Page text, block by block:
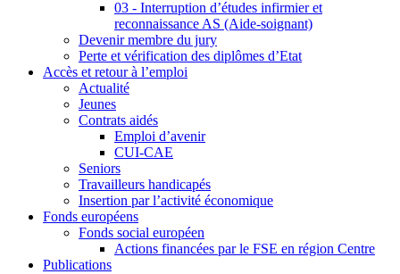
03 - Interruption d’études infirmier et
reconnaissance AS (Aide-soignant)
Devenir membre du jury
Perte et vérification des diplômes d’Etat
Accès et retour à l’emploi
Actualité
Jeunes
Contrats aidés
Emploi d’avenir
CUI-CAE
Seniors
Travailleurs handicapés
Insertion par l’activité économique
Fonds européens
Fonds social européen
Actions financées par le FSE en région Centre
Publications